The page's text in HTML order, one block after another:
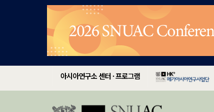
아시아연구소 센터 · 프로그램